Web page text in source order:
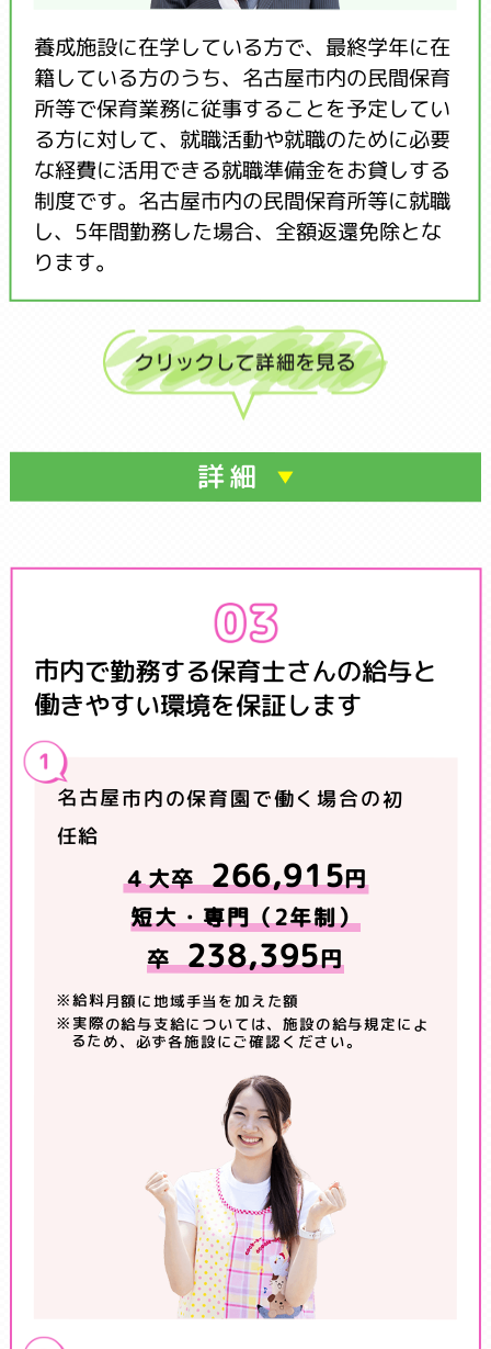
養成施設に在学している方で、最終学年に在
籍している方のうち、名古屋市内の民間保育
所等で保育業務に従事することを予定してい
る方に対して、就職活動や就職のために必要
な経費に活用できる就職準備金をお貸しする
制度です。名古屋市内の民間保育所等に就職
し、5年間勤務した場合、全額返還免除とな
ります。
詳細
市内で勤務する保育士さんの給与と
働きやすい環境を保証します
名古屋市内の保育園で働く場合の初
任給
４大卒266,915円
短大・専門（2年制）
卒238,395円
※給料月額に地域手当を加えた額
※実際の給与支給については、施設の給与規定によ
るため、必ず各施設にご確認ください。